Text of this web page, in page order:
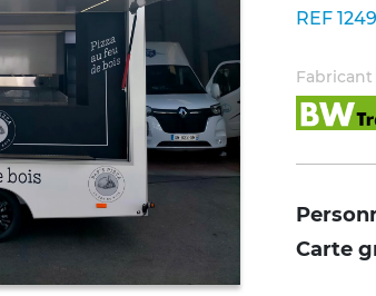
REF
Fabricant
Carte